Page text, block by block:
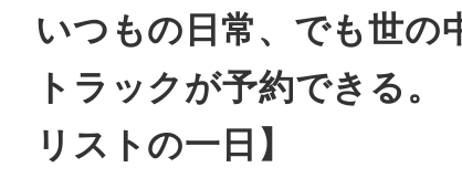
いつもの日常、でも世
トラックが予約できる
リストの一日】